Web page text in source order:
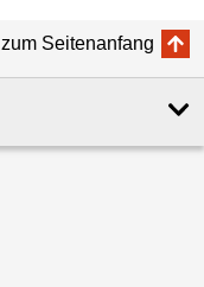
zum Seitenanfang